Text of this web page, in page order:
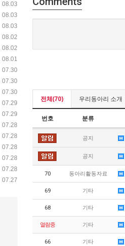
전체(70) 우리동아리 소개
번호 분류
공지
공지
70 동아리활동자료
69 기타
68 기타
열람중 기타
66 기타
08.03
08.03
08.03
08.02
08.02
08.01
07.30
07.30
07.30
07.29
07.29
07.28
07.28
07.28
07.28
07.28
07.27